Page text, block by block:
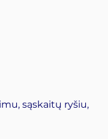
sąskaitų ryšiu,